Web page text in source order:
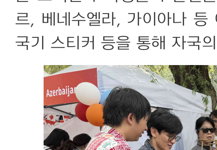
르, 베네수엘라, 가이아나
국기 스티커 등을 통해 자국